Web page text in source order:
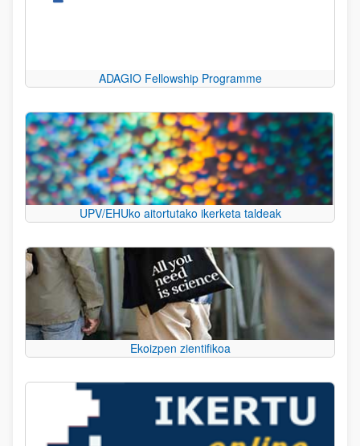
ADAGIO Fellowship Programme
UPV/EHUko aitortutako ikerketa taldeak
Ekoizpen zientifikoa